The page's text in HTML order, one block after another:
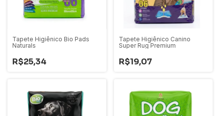
Tapete Higiênico Bio Pads
Naturals
R$25,34
Tapete Higiênico Canino
Super Rug Premium
R$19,07